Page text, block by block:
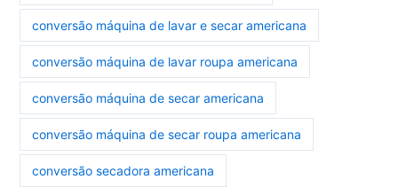
conversão máquina de lavar e secar americana
conversão máquina de lavar roupa americana
conversão máquina de secar americana
conversão máquina de secar roupa americana
conversão secadora americana